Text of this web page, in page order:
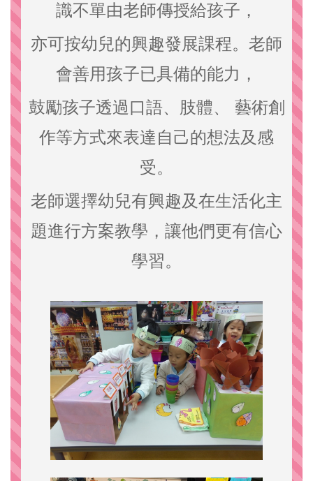
識不單由老師傳授給孩子，
亦可按幼兒的興趣發展課程。老師
會善用孩子已具備的能力，
鼓勵孩子透過口語、肢體、 藝術創
作等方式來表達自己的想法及感
受。
老師選擇幼兒有興趣及在生活化主
題進行方案教學，讓他們更有信心
學習。